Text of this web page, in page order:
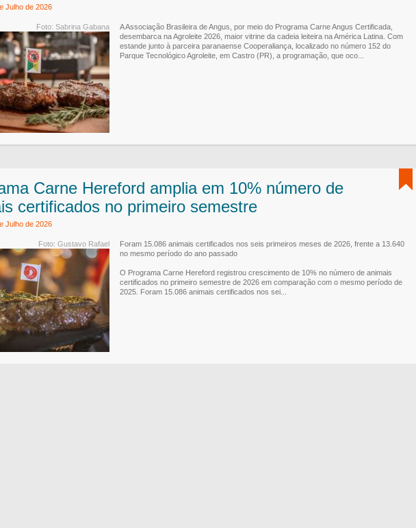
Julho de 2026
Foto: Sabrina Gabana
A Associação Brasileira de Angus, por meio do Programa Carne Angus Certificada,
desembarca na Agroleite 2026, maior vitrine da cadeia leiteira na América Latina. Com
estande junto à parceira paranaense Cooperaliança, localizado no número 152 do
Parque Tecnológico Agroleite, em Castro (PR), a programação, que oco...
Carne Hereford amplia em 10% número de
certificados no primeiro semestre
Julho de 2026
Foto: Gustavo Rafael
Foram 15.086 animais certificados nos seis primeiros meses de 2026, frente a 13.640
no mesmo período do ano passado
O Programa Carne Hereford registrou crescimento de 10% no número de animais
certificados no primeiro semestre de 2026 em comparação com o mesmo período de
2025. Foram 15.086 animais certificados nos sei...